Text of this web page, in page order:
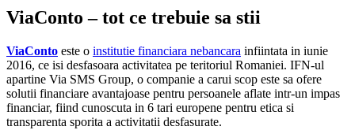
ViaConto – tot ce trebuie sa stii
ViaConto este o institutie financiara nebancara infiintata in iunie
2016, ce isi desfasoara activitatea pe teritoriul Romaniei. IFN-ul
apartine Via SMS Group, o companie a carui scop este sa ofere
solutii financiare avantajoase pentru persoanele aflate intr-un impas
financiar, fiind cunoscuta in 6 tari europene pentru etica si
transparenta sporita a activitatii desfasurate.